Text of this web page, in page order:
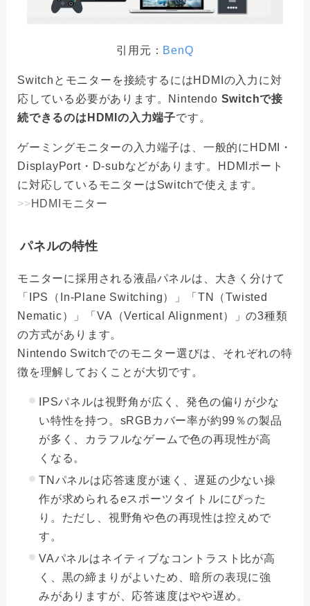
引用元： BenQ
Switchとモニターを接続するにはHDMIの入力に対
応している必要があります。Nintendo Switchで接
続できるのはHDMIの入力端子です。
ゲーミングモニターの入力端子は、一般的にHDMI・
DisplayPort・D-subなどがあります。HDMIポート
に対応しているモニターはSwitchで使えます。
>>HDMIモニター
パネルの特性
モニターに採用される液晶パネルは、大きく分けて
「IPS（In-Plane Switching）」「TN（Twisted
Nematic）」「VA（Vertical Alignment）」の3種類
の方式があります。
Nintendo Switchでのモニター選びは、それぞれの特
徴を理解しておくことが大切です。
IPSパネルは視野角が広く、発色の偏りが少な
い特性を持つ。sRGBカバー率が約99％の製品
が多く、カラフルなゲームで色の再現性が高
くなる。
TNパネルは応答速度が速く、遅延の少ない操
作が求められるeスポーツタイトルにぴった
り。ただし、視野角や色の再現性は控えめで
す。
VAパネルはネイティブなコントラスト比が高
く、黒の締まりがよいため、暗所の表現に強
みがありますが、応答速度はやや遅め。